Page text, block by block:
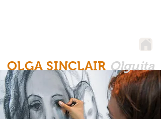
OLGA SINCLAIR Olguita